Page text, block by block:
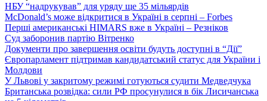
НБУ “надрукував” для уряду ще 35 мільярдів
McDonald’s може відкритися в Україні в серпні – Forbes
Перші американські HIMARS вже в Україні – Резніков
Суд заборонив партію Вітренко
Документи про завершення освіти будуть доступні в “Дії”
Європарламент підтримав кандидатський статус для України і
Молдови
У Львові у закритому режимі готуються судити Медведчука
Британська розвідка: сили РФ просунулися в бік Лисичанська